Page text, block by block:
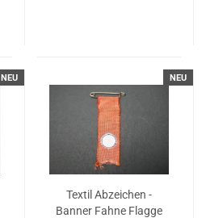
NEU NEU
Textil Abzeichen -
Banner Fahne Flagge